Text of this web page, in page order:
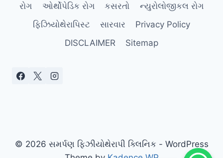
રોગ ઓર્થોપેડિક રોગ કસરતો
ન્યુરોલોજીકલ રોગ
ફિઝિયોથેરાપિસ્ટ
સારવાર
Privacy Policy
DISCLAIMER
Sitemap
© 2026 સમર્પણ ફિઝીયોથેરાપી ક્લિનિક - WordPress